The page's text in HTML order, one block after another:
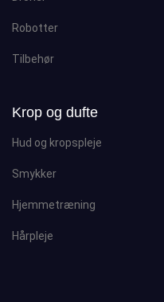
Robotter
Tilbehør
Krop og dufte
Hud og kropspleje
Smykker
Hjemmetræning
Hårpleje